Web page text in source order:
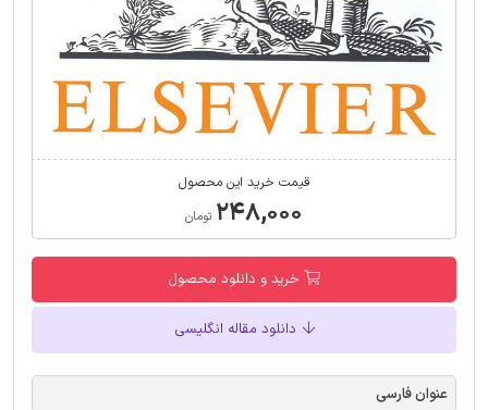
قیمت خرید این محصول
۲۴۸,۰۰۰ تومان
خرید و دانلود محصول
دانلود مقاله انگلیسی
عنوان فارسی